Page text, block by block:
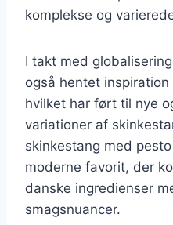
komplekse og
I takt med
også hentet
hvilket har ført til nye
variationer af
skinkestang med
moderne favorit, der
danske ingredienser
smagsnuancer.